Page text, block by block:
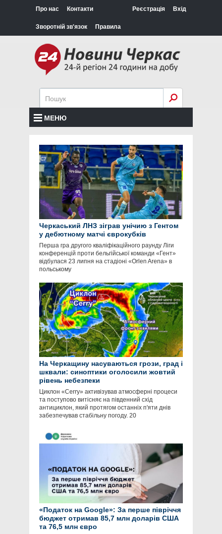
Про нас Контакти
Зворотній зв'язок Правила
Реєстрація Вхід
МЕНЮ
Черкаський ЛНЗ зіграв унічию з Гентом
у дебютному матчі єврокубків
Перша гра другого кваліфікаційного раунду Ліги
конференцій проти бельгійської команди «Гент»
відбулася 23 липня на стадіоні «Orlen Arena» в
польському
На Черкащину насуваються грози, град і
шквали: синоптики оголосили жовтий
рівень небезпеки
Циклон «Cerry» активізував атмосферні процеси
та поступово витісняє на південний схід
антициклон, який протягом останніх п'яти днів
забезпечував стабільну погоду. 20
«Податок на Google»: За перше півріччя
бюджет отримав 85,7 млн доларів США
та 76,5 млн євро